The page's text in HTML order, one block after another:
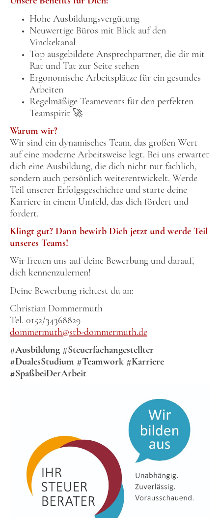
Hohe Ausbildungsvergütung
Neuwertige Büros mit Blick auf den
Vinckekanal
Top ausgebildete Ansprechpartner, die dir mit
Rat und Tat zur Seite stehen
Ergonomische Arbeitsplätze für ein gesundes
Arbeiten
Regelmäßige Teamevents für den perfekten
Teamspirit 🚀
Warum wir?
Wir sind ein dynamisches Team, das großen Wert
auf eine moderne Arbeitsweise legt. Bei uns erwartet
dich eine Ausbildung, die dich nicht nur fachlich,
sondern auch persönlich weiterentwickelt. Werde
Teil unserer Erfolgsgeschichte und starte deine
Karriere in einem Umfeld, das dich fördert und
fordert.
Klingt gut? Dann bewirb Dich jetzt und werde Teil
unseres Teams!
Wir freuen uns auf deine Bewerbung und darauf,
dich kennenzulernen!
Deine Bewerbung richtest du an:
Christian Dommermuth
Tel. 0152/34368829
dommermuth@stb-dommermuth.de
#Ausbildung #Steuerfachangestellter
#DualesStudium #Teamwork #Karriere
#SpaßbeiDerArbeit